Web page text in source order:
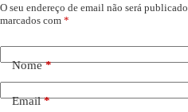
O seu endereço de email não será publicado.
marcados com *
Nome*
Email*